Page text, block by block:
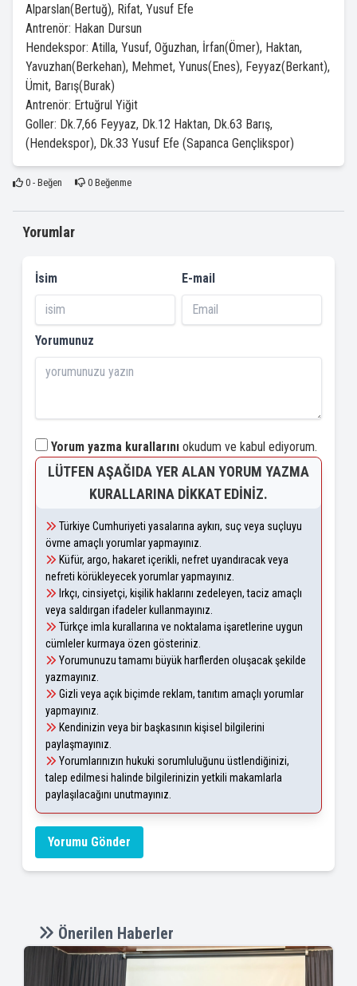
Alparslan(Bertuğ), Rifat, Yusuf Efe
Antrenör: Hakan Dursun
Hendekspor: Atilla, Yusuf, Oğuzhan, İrfan(Ömer), Haktan,
Yavuzhan(Berkehan), Mehmet, Yunus(Enes), Feyyaz(Berkant),
Ümit, Barış(Burak)
Antrenör: Ertuğrul Yiğit
Goller: Dk.7,66 Feyyaz, Dk.12 Haktan, Dk.63 Barış,
(Hendekspor), Dk.33 Yusuf Efe (Sapanca Gençlikspor)
0- Beğen 0Beğenme
Yorumlar
İsim E-mail
Yorumunuz
Yorum yazma kurallarını okudum ve kabul ediyorum.
LÜTFEN AŞAĞIDA YER ALAN YORUM YAZMA
KURALLARINA DIKKAT EDINIZ.
Türkiye Cumhuriyeti yasalarına aykırı, suç veya suçluyu
övme amaçlı yorumlar yapmayınız.
Küfür, argo, hakaret içerikli, nefret uyandıracak veya
nefreti körükleyecek yorumlar yapmayınız.
Irkçı, cinsiyetçi, kişilik haklarını zedeleyen, taciz amaçlı
veya saldırgan ifadeler kullanmayınız.
Türkçe imla kurallarına ve noktalama işaretlerine uygun
cümleler kurmaya özen gösteriniz.
Yorumunuzu tamamı büyük harflerden oluşacak şekilde
yazmayınız.
Gizli veya açık biçimde reklam, tanıtım amaçlı yorumlar
yapmayınız.
Kendinizin veya bir başkasının kişisel bilgilerini
paylaşmayınız.
Yorumlarınızın hukuki sorumluluğunu üstlendiğinizi,
talep edilmesi halinde bilgilerinizin yetkili makamlarla
paylaşılacağını unutmayınız.
Yorumu Gönder
Önerilen Haberler